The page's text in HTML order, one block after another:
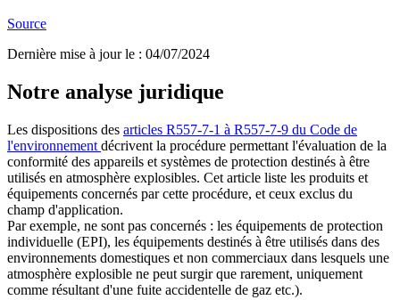
Source
Dernière mise à jour le : 04/07/2024
Notre analyse juridique
Les dispositions des articles R557-7-1 à R557-7-9 du Code de
l'environnement décrivent la procédure permettant l'évaluation de la
conformité des appareils et systèmes de protection destinés à être
utilisés en atmosphère explosibles. Cet article liste les produits et
équipements concernés par cette procédure, et ceux exclus du
champ d'application.
Par exemple, ne sont pas concernés : les équipements de protection
individuelle (EPI), les équipements destinés à être utilisés dans des
environnements domestiques et non commerciaux dans lesquels une
atmosphère explosible ne peut surgir que rarement, uniquement
comme résultant d'une fuite accidentelle de gaz etc.).